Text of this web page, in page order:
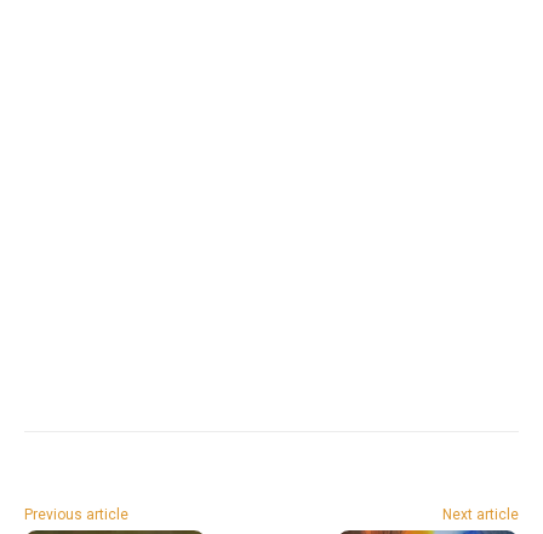
Previous article Next article